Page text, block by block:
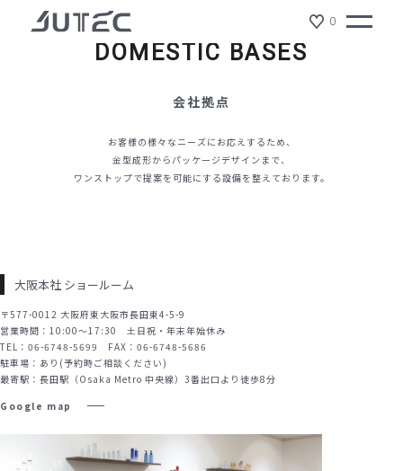
0
サスティナビリティ
ショールーム
NEWS
リクルート
サンプル請求候補リスト
TOP会社情報会社拠点
DOMESTIC BASES
会社拠点
お客様の様々なニーズにお応えするため、
金型成形からパッケージデザインまで、
ワンストップで提案を可能にする設備を整えております。
大阪本社 ショールーム
〒577-0012 大阪府東大阪市長田東4-5-9
営業時間：10:00～17:30 土日祝・年末年始休み
TEL：06-6748-5699 FAX：06-6748-5686
駐車場：あり(予約時ご相談ください)
最寄駅： 長田駅（Osaka Metro 中央線）3番出口より徒歩8分
Google map